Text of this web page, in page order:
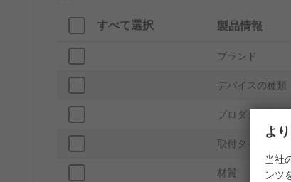
すべて選択 製品情報
ブランド
デバイスの種類
プロダクトタイプ
取付タイプ
材質
よ
当社
ンツ